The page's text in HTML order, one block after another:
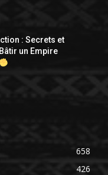
: Secrets et
un Empire
658
426